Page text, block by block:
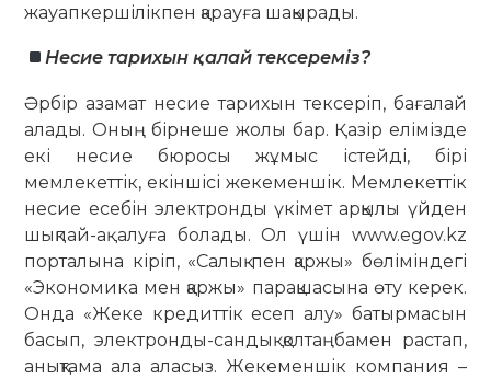
жауапкершілікпен қарауға шақырады.
Несие тарихын қалай тексереміз?
Әрбір азамат несие тарихын тексеріп, бағалай
алады. Оның бірнеше жолы бар. Қазір елімізде
екі несие бюросы жұмыс істейді, бірі
мемлекеттік, екіншісі жекеменшік. Мемлекеттік
несие есебін электронды үкімет арқылы үйден
шықпай-ақ алуға болады. Ол үшін www.egov.kz
порталына кіріп, «Салық пен қаржы» бөліміндегі
«Экономика мен қаржы» парақшасына өту керек.
Онда «Жеке кредиттік есеп алу» батырмасын
басып, электронды-сандық қолтаңбамен растап,
анықтама ала аласыз. Жекеменшік компания –